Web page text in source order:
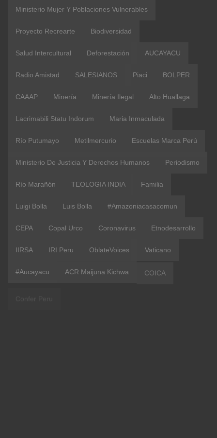
Ministerio Mujer Y Poblaciones Vulnerables
Proyecto Recrearte Biodiversidad
Salud Intercultural Deforestación AUCAYACU
Radio Amistad SALESIANOS Piaci BOLPER
CAAAP Minería Minería Ilegal Alto Huallaga
Lacrimabili Statu Indorum Maria Inmaculada
Río Putumayo Metilmercurio Escuelas Marca Perú
Ministerio De Justicia Y Derechos Humanos Periodismo
Río Marañón TEOLOGIA INDIA Familia
Luigi Bolla Luis Bolla #amazoniacasacomun
CEPA Copal Urco Coronavirus Etnodesarrollo
IIRSA IRI Peru OblateVoices Vaticano
#Aucayacu ACR Maijuna Kichwa COICA